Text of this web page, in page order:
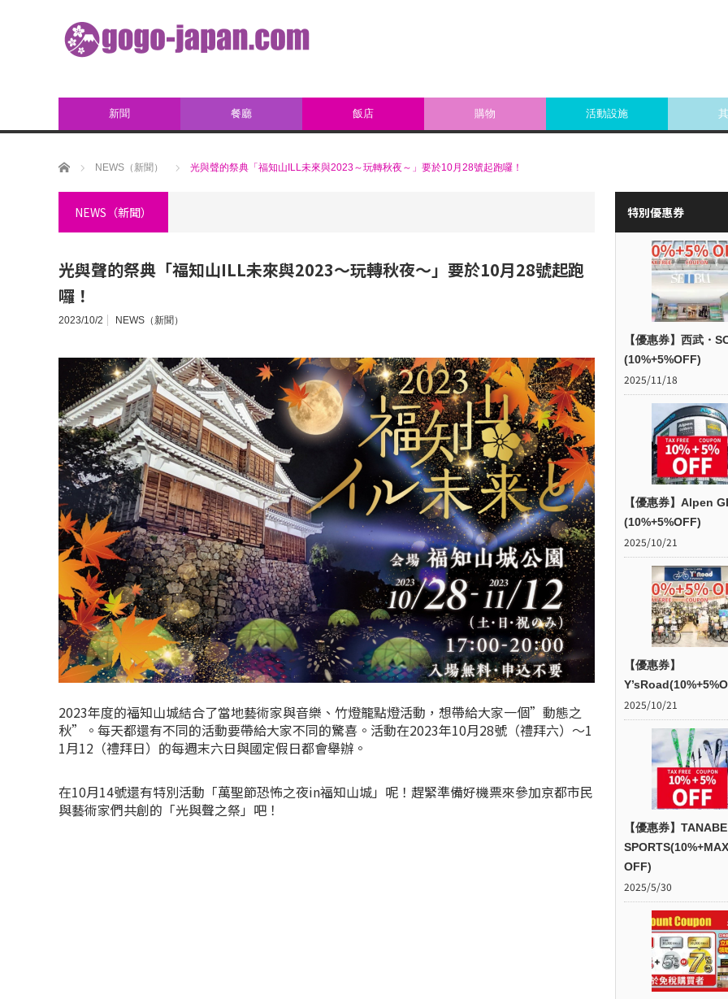
新聞 餐廳 飯店 購物 活動設施
ホーム NEWS（新聞） 光與聲的祭典「福知山ILL未來與2023～玩轉秋夜～」要於10月28號起跑囉！
NEWS（新聞）
光與聲的祭典「福知山ILL未來與2023～玩轉秋夜～」要於10月28號起跑
囉！
2023/10/2 NEWS（新聞）
2023年度的福知山城結合了當地藝術家與音樂、竹燈籠點燈活動，想帶給大家一個”動態之
秋”。每天都還有不同的活動要帶給大家不同的驚喜。活動在2023年10月28號（禮拜六）～1
1月12（禮拜日）的每週末六日與國定假日都會舉辦。
在10月14號還有特別活動「萬聖節恐怖之夜in福知山城」呢！趕緊準備好機票來參加京都市民
與藝術家們共創的「光與聲之祭」吧！
特別優惠券
【優惠券】西武・
(10%+5%OFF)
2025/11/18
【優惠券】Alpen
(10%+5%OFF)
2025/10/21
【優惠券】
2025/10/21
【優惠券】TANABE
OFF)
2025/5/30